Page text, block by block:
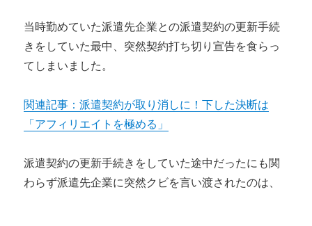
当時勤めていた派遣先企業との派遣契約の更新手続
きをしていた最中、突然契約打ち切り宣告を食らっ
てしまいました。
関連記事：派遣契約が取り消しに！下した決断は
「アフィリエイトを極める」
派遣契約の更新手続きをしていた途中だったにも関
わらず派遣先企業に突然クビを言い渡されたのは、